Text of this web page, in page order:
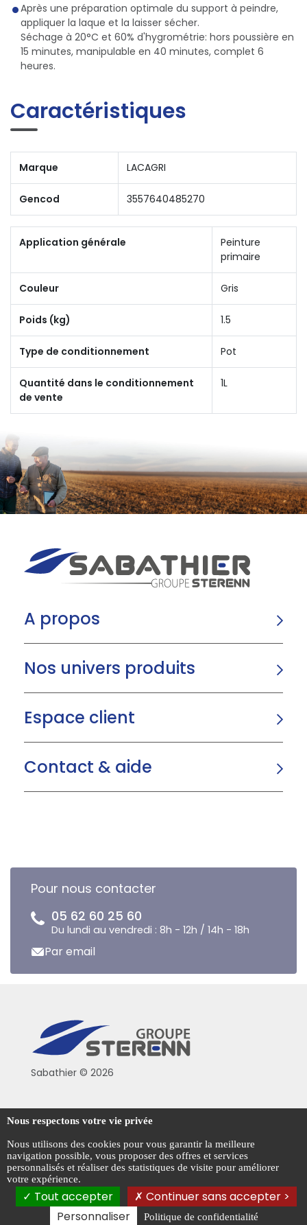
Après une préparation optimale du support à peindre,
appliquer la laque et la laisser sécher.
Séchage à 20°C et 60% d'hygrométrie: hors poussière en
15 minutes, manipulable en 40 minutes, complet 6
heures.
Caractéristiques
Marque LACAGRI
Gencod 3557640485270
Application générale
Peinture
primaire
Couleur Gris
Poids (kg) 1.5
Type de conditionnement Pot
Quantité dans le conditionnement
de vente
1L
A propos
Nos univers produits
Espace client
Contact & aide
Pour nous contacter
05 62 60 25 60
Du lundi au vendredi : 8h - 12h / 14h - 18h
Par email
Sabathier © 2026
Politique de confidentialité
Conditions générales de vente
Mentions légales
Gestion des cookies
Nous respectons votre vie privée
Nous utilisons des cookies pour vous garantir la meilleure
navigation possible, vous proposer des offres et services
personnalisés et réaliser des statistiques de visite pour améliorer
votre expérience.
Tout accepter
Continuer sans accepter >
Personnaliser
Politique de confidentialité